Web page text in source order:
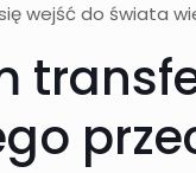
wejść do świata